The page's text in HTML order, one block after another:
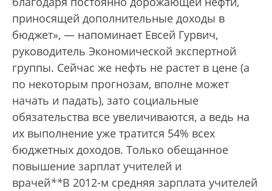
приносящей дополнительные доходы в
бюджет», — напоминает Евсей Гурвич,
руководитель Экономической экспертной
группы. Сейчас же нефть не растет в цене (а
по некоторым прогнозам, вполне может
начать и падать), зато социальные
обязательства все увеличиваются, а ведь на
их выполнение уже тратится 54% всех
бюджетных доходов. Только обещанное
повышение зарплат учителей и
врачей**В 2012-м средняя зарплата учителей